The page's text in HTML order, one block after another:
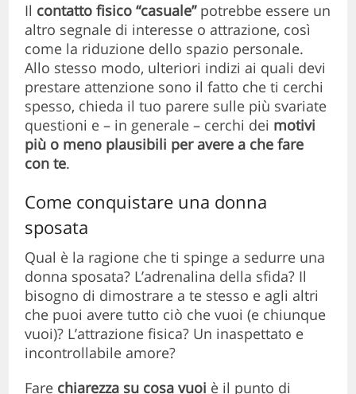
Il contatto fisico “casuale” potrebbe essere un
altro segnale di interesse o attrazione, così
come la riduzione dello spazio personale.
Allo stesso modo, ulteriori indizi ai quali devi
prestare attenzione sono il fatto che ti cerchi
spesso, chieda il tuo parere sulle più svariate
questioni e – in generale – cerchi dei motivi
più o meno plausibili per avere a che fare
con te.
Come conquistare una donna
sposata
Qual è la ragione che ti spinge a sedurre una
donna sposata? L’adrenalina della sfida? Il
bisogno di dimostrare a te stesso e agli altri
che puoi avere tutto ciò che vuoi (e chiunque
vuoi)? L’attrazione fisica? Un inaspettato e
incontrollabile amore?
Fare chiarezza su cosa vuoi è il punto di